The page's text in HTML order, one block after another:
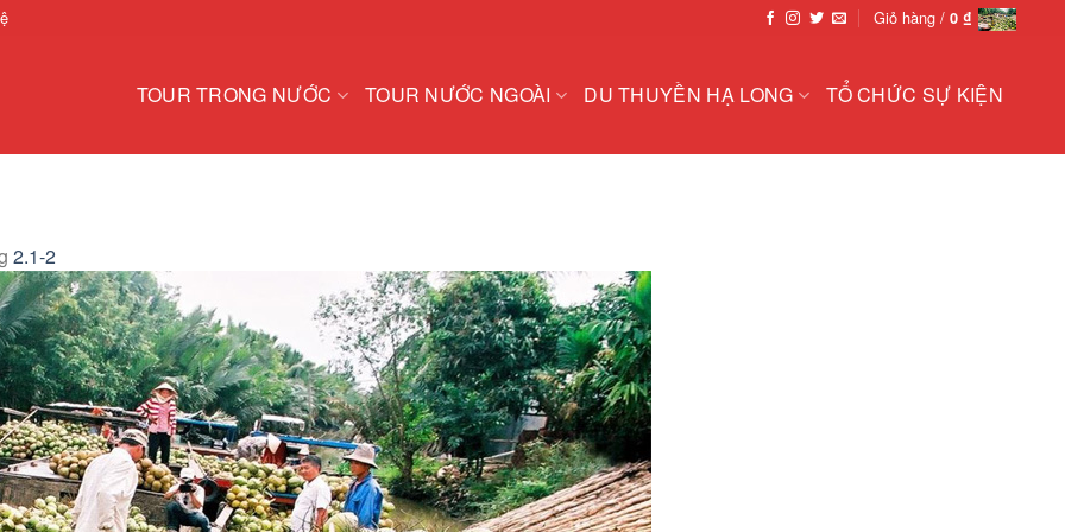
Giỏ hàng / 0 ₫
TOUR TRONG NƯỚC TOUR NƯỚC NGOÀI DU THUYỀN HẠ LONG TỔ CHỨC SỰ KIỆN
2.1-2